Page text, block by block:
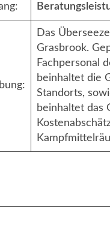
Das
Grasbrook.
Fachpersonal
beinhaltet die
Standorts,
beinhaltet das